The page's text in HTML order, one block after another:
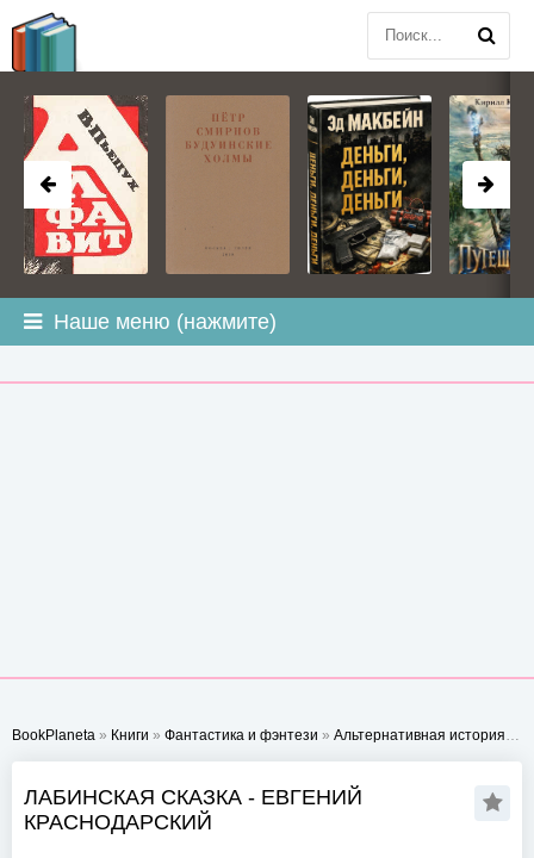
Наше меню (нажмите)
BookPlaneta » Книги » Фантастика и фэнтези » Альтернативная история»
ЛАБИНСКАЯ СКАЗКА - ЕВГЕНИЙ
КРАСНОДАРСКИЙ
BOOKPLANETA.COM